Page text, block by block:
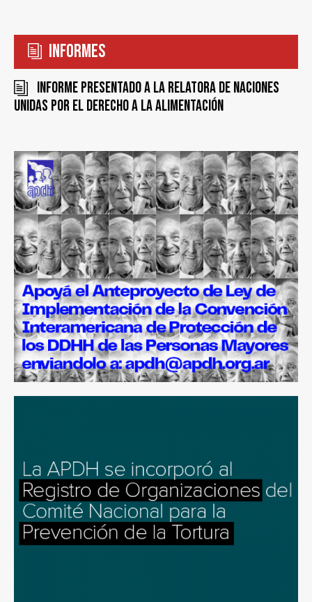
Informes
Informe presentado a la Relatora de Naciones
Unidas por el Derecho a la Alimentación